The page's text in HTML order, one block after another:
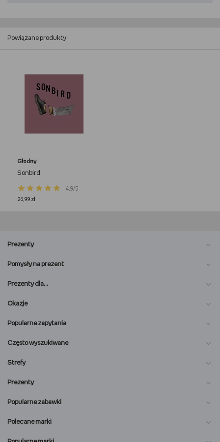
Powiązane produkty
Głodny
Sonbird
4.9/5
26,99 zł
Prezenty
Pomysły na prezent
Prezenty dla…
Okazje
Popularne zapytania
Często wyszukiwane
Strefy
Prezenty
Popularne zabawki
Polecane marki